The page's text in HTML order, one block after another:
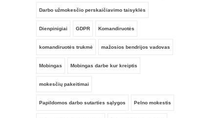
Administracinės kalbos vartojimas
Darbo užmokesčio perskaičiavimo taisyklės
Dienpinigiai GDPR Komandiruotės
komandiruotės trukmė mažosios bendrijos vadovas
Mobingas Mobingas darbe kur kreiptis
mokesčių pakeitimai
Papildomos darbo sutarties sąlygos Pelno mokestis